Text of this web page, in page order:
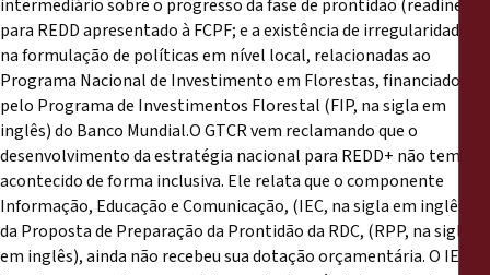
intermediário sobre o progresso da fase de prontidão (readiness)
para REDD apresentado à FCPF; e a existência de irregularidades
na formulação de políticas em nível local, relacionadas ao
Programa Nacional de Investimento em Florestas, financiados
pelo Programa de Investimentos Florestal (FIP, na sigla em
inglês) do Banco Mundial.O GTCR vem reclamando que o
desenvolvimento da estratégia nacional para REDD+ não tem
acontecido de forma inclusiva. Ele relata que o componente
Informação, Educação e Comunicação, (IEC, na sigla em inglês),
da Proposta de Preparação da Prontidão da RDC, (RPP, na sigla
em inglês), ainda não recebeu sua dotação orçamentária. O IEC